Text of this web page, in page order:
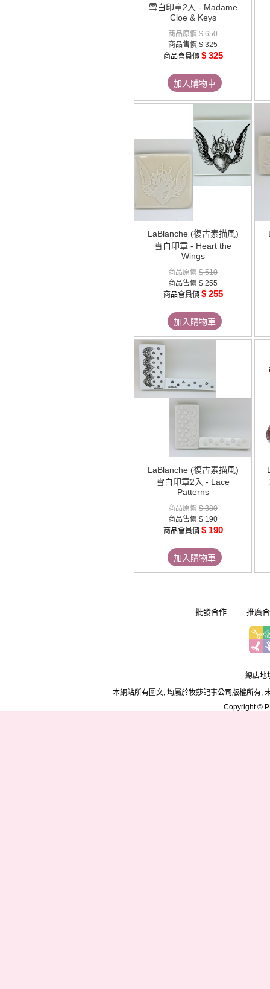
雪白印章2入 - Madame
Cloe & Keys
商品原價 $ 650
商品售價 $ 325
商品會員價 $ 325
加入購物車
LaBlanche (復古素描風)
雪白印章 - Heart the
Wings
商品原價 $ 510
商品售價 $ 255
商品會員價 $ 255
加入購物車
LaBlanche (復古素描風)
雪白印章2入 - Lace
Patterns
商品原價 $ 380
商品售價 $ 190
商品會員價 $ 190
加入購物車
批發合作 推廣
總店地
本網站所有圖文, 均屬於牧莎記事公司版權所有,
Copyright ©